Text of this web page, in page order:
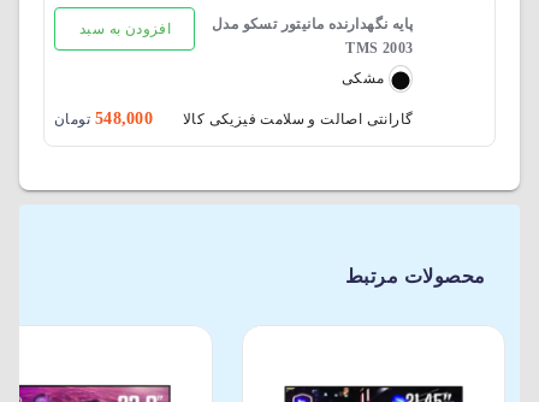
پایه نگهدارنده مانیتور تسکو مدل
TMS 2003
افزودن به سبد
مشکی
گارانتی اصالت و سلامت فیزیکی کالا 548,000 تومان
محصولات مرتبط